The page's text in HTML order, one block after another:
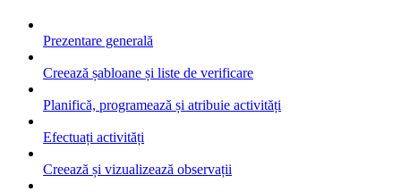
Prezentare generală
Creează șabloane și liste de verificare
Planifică, programează și atribuie activități
Efectuați activități
Creează și vizualizează observații